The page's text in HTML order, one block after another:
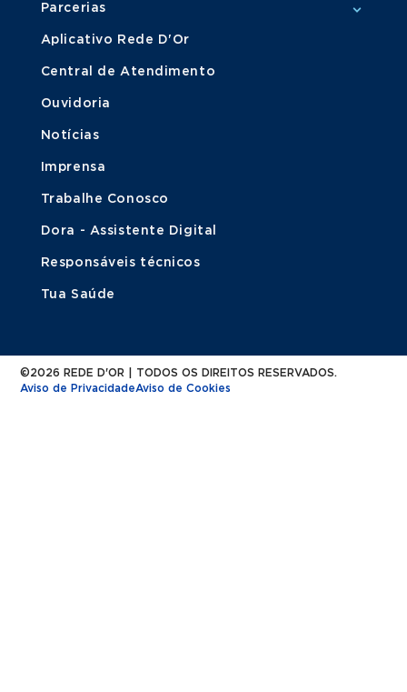
Parcerias
Aplicativo Rede D'Or
Central de Atendimento
Ouvidoria
Notícias
Imprensa
Trabalhe Conosco
Dora - Assistente Digital
Responsáveis técnicos
Tua Saúde
©2026 REDE D'OR | TODOS OS DIREITOS RESERVADOS.
Aviso de PrivacidadeAviso de Cookies